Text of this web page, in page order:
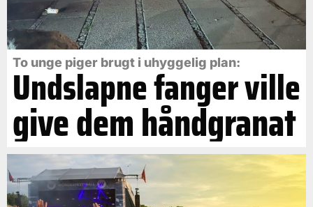
To unge piger brugt i uhyggelig plan:
Undslapne fanger ville
give dem håndgranat